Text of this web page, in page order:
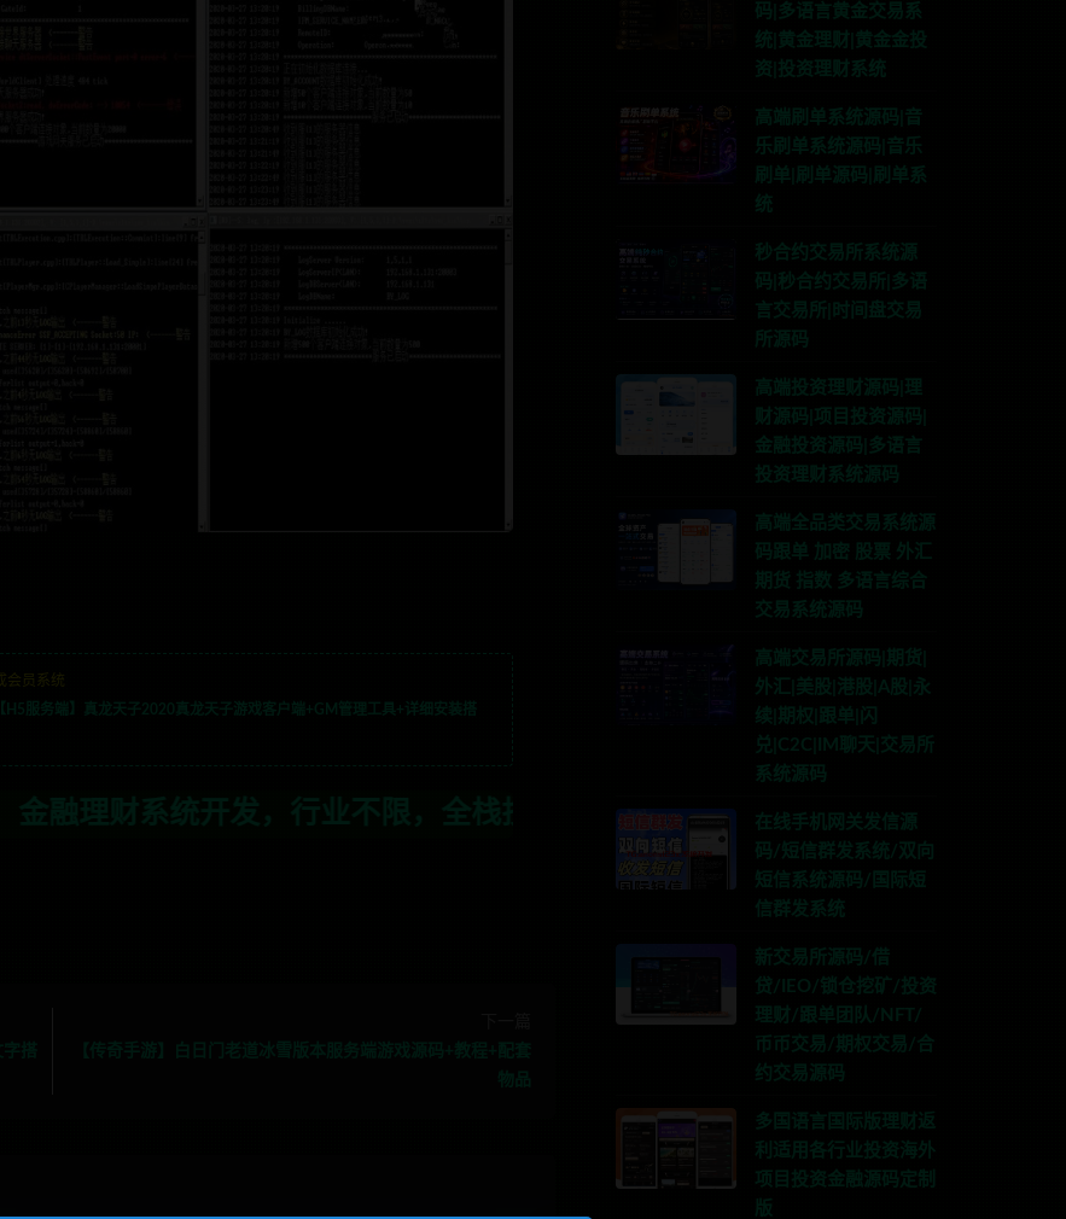
会员系统
【H5服务端】真龙天子2020真龙天子游戏客户端+GM管理工具+详细安装搭
行业不限，全栈技术开发，定制，二开联系TG:anons123x
码|多语言黄金交易系
统|黄金理财|黄金金投
资|投资理财系统
高端刷单系统源码|音
乐刷单系统源码|音乐
刷单|刷单源码|刷单系
统
秒合约交易所系统源
码|秒合约交易所|多语
言交易所|时间盘交易
所源码
高端投资理财源码|理
财源码|项目投资源码|
金融投资源码|多语言
投资理财系统源码
高端全品类交易系统源
码跟单 加密 股票 外汇
期货 指数 多语言综合
交易系统源码
高端交易所源码|期货|
外汇|美股|港股|A股|永
续|期权|跟单|闪
兑|C2C|IM聊天|交易所
系统源码
在线手机网关发信源
码/短信群发系统/双向
短信系统源码/国际短
信群发系统
新交易所源码/借
贷/IEO/锁仓挖矿/投资
理财/跟单团队/NFT/
币币交易/期权交易/合
约交易源码
多国语言国际版理财返
利适用各行业投资海外
项目投资金融源码定制
版